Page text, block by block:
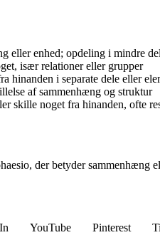
eller enhed; opdeling i mindre
især relationer eller grupper
hinanden i separate dele eller
af sammenhæng og struktur
skille noget fra hinanden, ofte
der betyder
YouTube Pinterest